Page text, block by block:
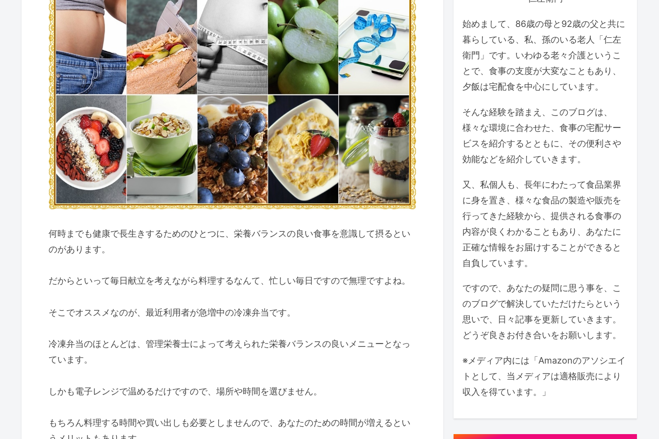
何時までも健康で長生きするためのひとつに、栄養バランスの良い食事を意識して摂るとい
のがあります。
だからといって毎日献立を考えながら料理するなんて、忙しい毎日ですので無理ですよね。
そこでオススメなのが、最近利用者が急増中の冷凍弁当です。
冷凍弁当のほとんどは、管理栄養士によって考えられた栄養バランスの良いメニューとなっ
ています。
しかも電子レンジで温めるだけですので、場所や時間を選びません。
もちろん料理する時間や買い出しも必要としませんので、あなたのための時間が増えるとい
始めまして、86歳の母と92歳の父と共に
暮らしている、私、孫のいる老人「仁左
衛門」です。いわゆる老々介護というこ
とで、食事の支度が大変なこともあり、
夕飯は宅配食を中心にしています。
そんな経験を踏まえ、このブログは、
様々な環境に合わせた、食事の宅配サー
ビスを紹介するとともに、その便利さや
効能などを紹介していきます。
又、私個人も、長年にわたって食品業界
に身を置き、様々な食品の製造や販売を
行ってきた経験から、提供される食事の
内容が良くわかることもあり、あなたに
正確な情報をお届けすることができると
自負しています。
ですので、あなたの疑問に思う事を、こ
のブログで解決していただけたらという
思いで、日々記事を更新していきます。
どうぞ良きお付き合いをお願いします。
※メディア内には「Amazonのアソシエイ
トとして、当メディアは適格販売により
収入を得ています。」